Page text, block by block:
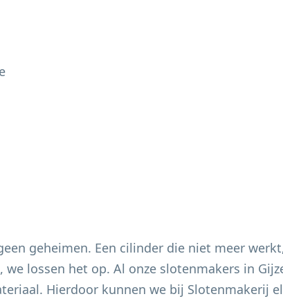
geheimen. Een cilinder die niet meer
lossen het op. Al onze slotenmakers in
Hierdoor kunnen we bij Slotenmakerij